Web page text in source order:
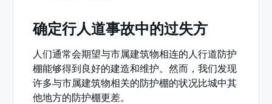
确定行人道事故中的过失方
人们通常会期望与市属建筑物相连的人行道防护
棚能够得到良好的建造和维护。然而，我们发现
许多与市属建筑物相关的防护棚的状况比城中其
他地方的防护棚更差。